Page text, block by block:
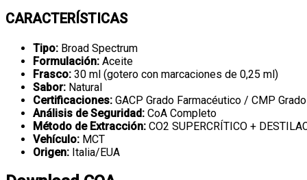
CARACTERÍSTICAS
Tipo: Broad Spectrum
Formulación: Aceite
Frasco: 30 ml (gotero con marcaciones de 0,25 ml)
Sabor: Natural
Certificaciones: GACP Grado Farmacéutico / CMP
Análisis de Seguridad: CoA Completo
Método de Extracción: CO2 SUPERCRÍTICO +
Vehículo: MCT
Origen: Italia/EUA